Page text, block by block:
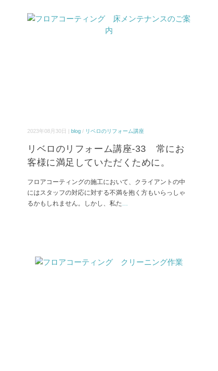
2023年08月30日 | blog / リベロのリフォーム講座
リベロのリフォーム講座-33 常にお
客様に満足していただくために。
フロアコーティングの施工において、クライアントの中
にはスタッフの対応に対する不満を抱く方もいらっしゃ
るかもしれません。しかし、私た...